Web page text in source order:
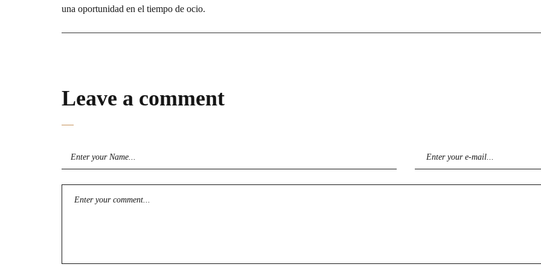
una oportunidad en el tiempo de ocio.
Leave a comment